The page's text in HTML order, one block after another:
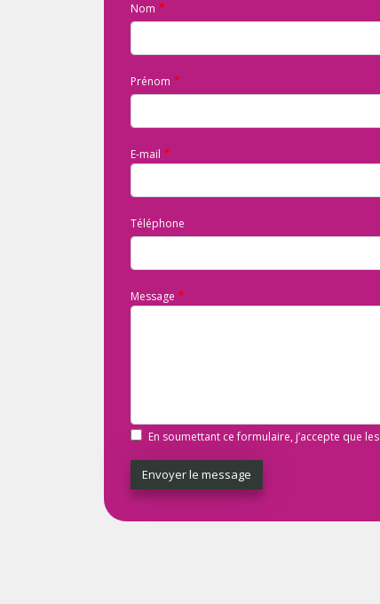
Nom
Prénom
E-mail
Téléphone
Message
En soumettant ce formulaire, j’accepte que
Envoyer le message